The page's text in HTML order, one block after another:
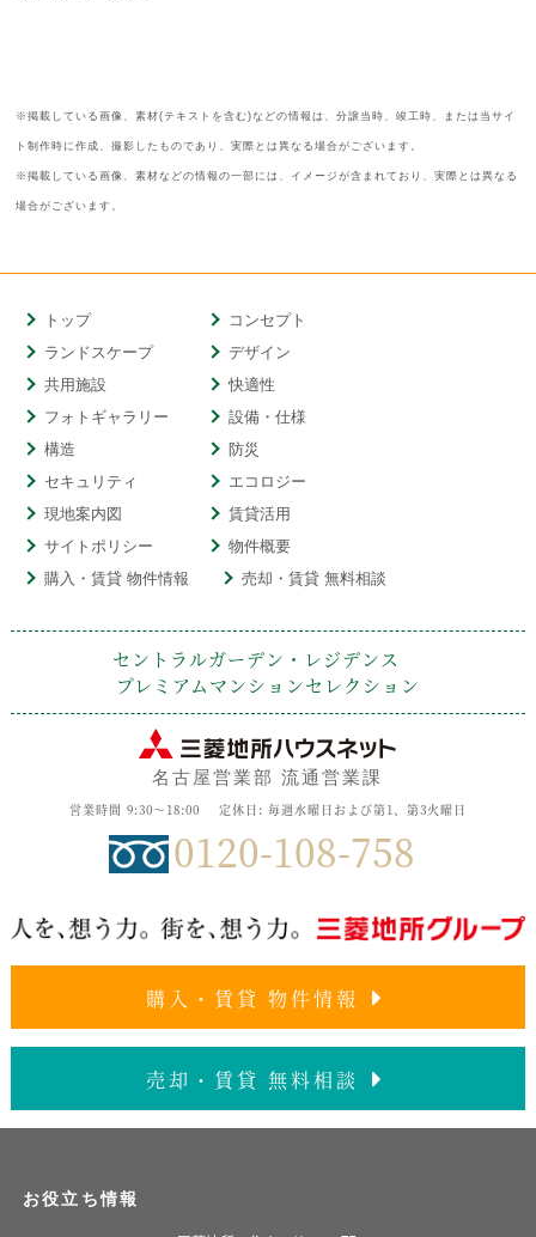
※掲載している画像、素材(テキストを含む)などの情報は、分譲当時、竣工時、または当サイ
ト制作時に作成、撮影したものであり、実際とは異なる場合がございます。
※掲載している画像、素材などの情報の一部には、イメージが含まれており、実際とは異なる
場合がございます。
トップ
コンセプト
ランドスケープ
デザイン
共用施設
快適性
フォトギャラリー
設備・仕様
構造
防災
セキュリティ
エコロジー
現地案内図
賃貸活用
サイトポリシー
物件概要
購入・賃貸 物件情報
売却・賃貸 無料相談
セントラルガーデン・レジデンス
プレミアムマンションセレクション
名古屋営業部 流通営業課
営業時間 9:30～18:00 定休日: 毎週水曜日および第1、第3火曜日
0120-108-758
購入・賃貸 物件情報
売却・賃貸 無料相談
お役立ち情報